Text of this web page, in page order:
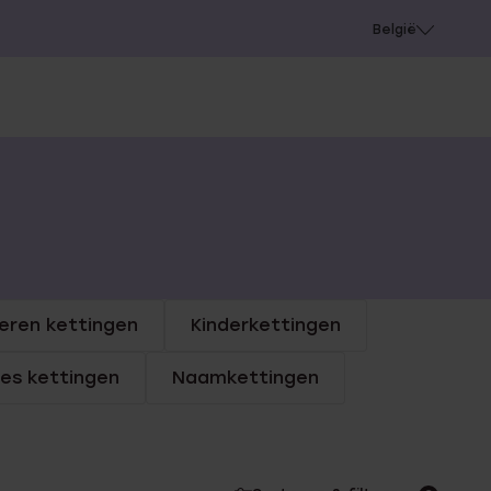
België
kettingen Kinderkettingen
kettingen Naamkettingen